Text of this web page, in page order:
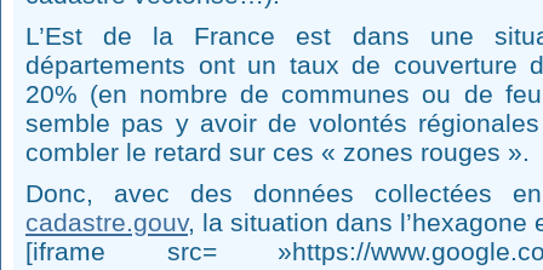
L’Est de la France est dans une
départements ont un taux de couverture
20% (en nombre de communes ou de
semble pas y avoir de volontés
combler le retard sur ces « zones rouges ».
Donc, avec des données collectées
cadastre.gouv, la situation dans l’hexagone
[iframe src= »https://